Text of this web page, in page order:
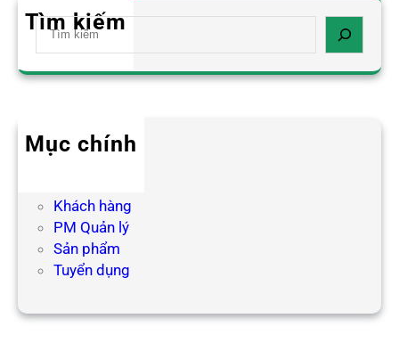
Tìm kiếm
S
a
h
Mục chính
Khách hàng
PM Quản lý
Sản phẩm
Tuyển dụng